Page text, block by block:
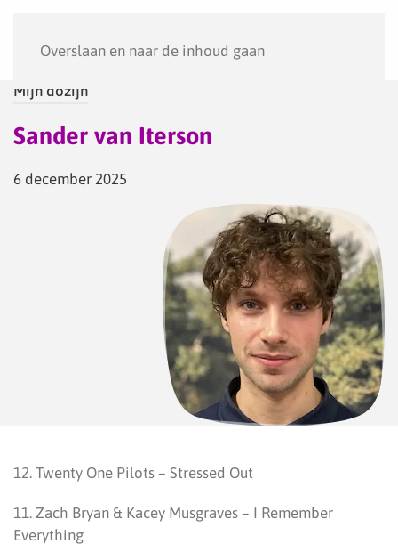
Overslaan en naar de inhoud gaan
Mijn dozijn
Sander van Iterson
6 december 2025
12. Twenty One Pilots – Stressed Out
11. Zach Bryan & Kacey Musgraves – I Remember
Everything